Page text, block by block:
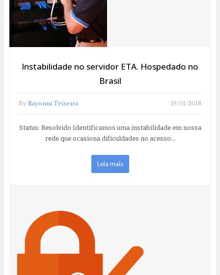
Instabilidade no servidor ETA. Hospedado no
Brasil
By Rayonni Teixeira 19/01/2018
Status: Resolvido Identificamos uma instabilidade em nossa
rede que ocasiona dificuldades no acesso…
Leia mais